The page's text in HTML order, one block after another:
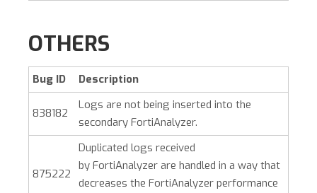
OTHERS
Bug ID Description
838182
Logs are not being inserted into the
secondary FortiAnalyzer.
875222
Duplicated logs received
by FortiAnalyzer are handled in a way that
decreases the FortiAnalyzer performance